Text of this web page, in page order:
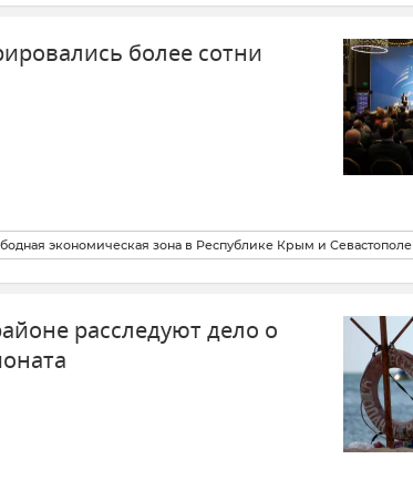
более сотни
экономическая зона в Республике Крым и Севастополе
расследуют дело о